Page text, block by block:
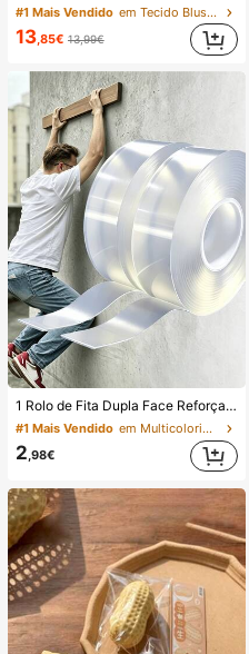
#1 Mais Vendido em Tecido Blusas de uso diário que não irritam a p
13,85€ 13,99€
1 Rolo de Fita Dupla Face Reforçada de 1/3/5/10M, Fita Adesiva Forte e Reutilizável, Fita Nano Multiuso Removível e Lavável, Adequada para Colar Objetos em Casa/Escritório/Carro, Ideal para Ferramentas de Decoração, Adesivos que Não Danificam a Superfície, Adesivos de Parede
#1 Mais Vendido em Multicolorido Cassete
2,98€